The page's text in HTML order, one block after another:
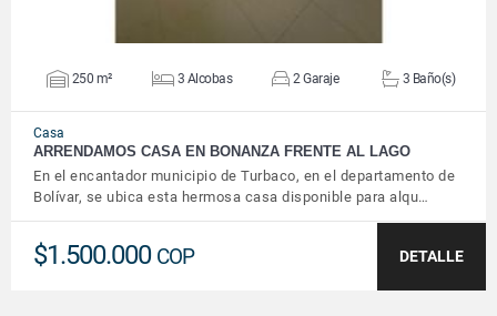
250 m² 3 Alcobas 2 Garaje 3 Baño(s)
Casa
ARRENDAMOS CASA EN BONANZA FRENTE AL LAGO
En el encantador municipio de Turbaco, en el departamento de
Bolívar, se ubica esta hermosa casa disponible para alqu…
$1.500.000 COP DETALLE